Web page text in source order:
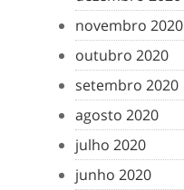
novembro 2020
outubro 2020
setembro 2020
agosto 2020
julho 2020
junho 2020